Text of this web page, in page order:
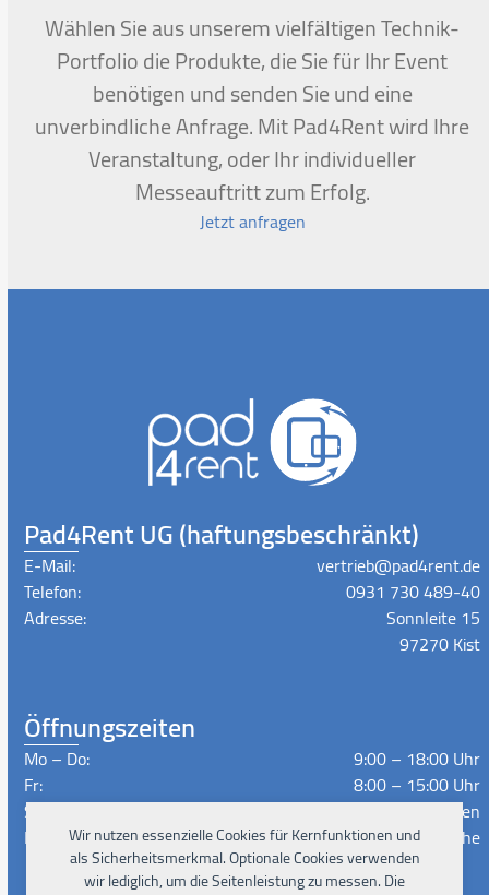
Wir nutzen essenzielle Cookies für Kernfunktionen und
als Sicherheitsmerkmal. Optionale Cookies verwenden
wir lediglich, um die Seitenleistung zu messen. Die
first
slide
Wählen Sie aus unserem vielfältigen Technik-
Portfolio die Produkte, die Sie für Ihr Event
benötigen und senden Sie und eine
unverbindliche Anfrage. Mit Pad4Rent wird Ihre
Veranstaltung, oder Ihr individueller
Messeauftritt zum Erfolg.
Jetzt anfragen
Pad4Rent UG (haftungsbeschränkt)
E-Mail:
vertrieb@pad4rent.de
Telefon:
0931 730 489-40
Adresse:
Sonnleite 15
97270 Kist
Öffnungszeiten
Mo – Do:
9:00 – 18:00 Uhr
Fr:
8:00 – 15:00 Uhr
Sa – So:
Geschlossen
Lieferzeiten:
Nach Absprache